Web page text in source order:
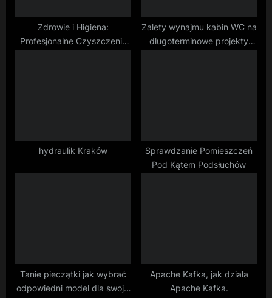
:
Zdrowie i Higiena:
Profesjonalne Czyszczenie
Zalety wynajmu kabin WC na
długoterminowe projekty
hydraulik Kraków
Sprawdzanie Pomieszczeń
Pod Kątem Podsłuchów
Tanie pieczątki jak wybrać
odpowiedni model dla swojej
Apache Kafka, jak działa
Apache Kafka.